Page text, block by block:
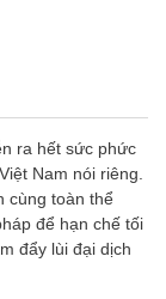
ra hết sức phức
Nam nói riêng.
cùng toàn thể
để hạn chế tối
đẩy lùi đại dịch